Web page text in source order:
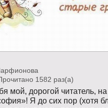
1582 раз(a)
мой, дорогой читатель, на
Я до сих пор (хотя